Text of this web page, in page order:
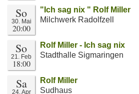
So
30. Mai
20:00
"Ich sag nix " Rolf Miller
Milchwerk Radolfzell
So
21. Feb
18:00
Rolf Miller - Ich sag nix
Stadthalle Sigmaringen
Sa
24. Apr
Rolf Miller
Sudhaus